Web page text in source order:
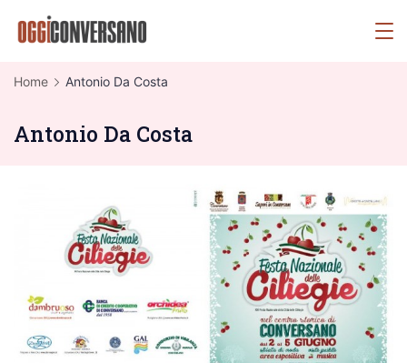
Home Antonio Da Costa
Antonio Da Costa